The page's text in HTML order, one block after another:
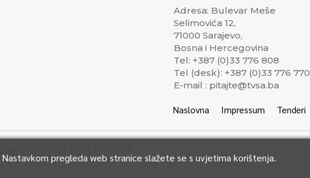
Adresa: Bulevar Meše
Selimovića 12,
71000 Sarajevo,
Bosna i Hercegovina
Tel: +387 (0)33 776 808
Tel (desk): +387 (0)33 776 770
E-mail : pitajte@tvsa.ba
Naslovna Impressum Tenderi
pregleda web stranice slažete se s uvjetima korištenja.